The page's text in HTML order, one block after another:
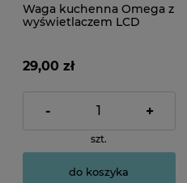
Waga kuchenna Omega z
wyświetlaczem LCD
29,00 zł
- +
szt.
do koszyka